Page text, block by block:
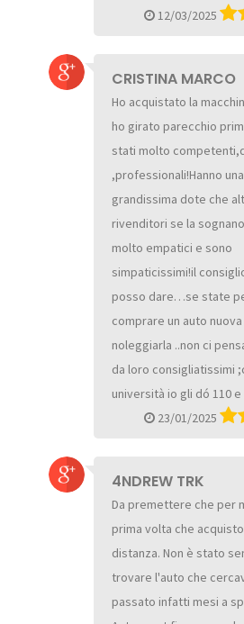
12/03/2025
CRISTINA MARCO
Ho acquistato la
ho girato parecchio
stati molto
,professionali!Hanno una
grandissima dote che
rivenditori se la
molto empatici e sono
simpaticissimi!il
posso dare…se state
comprare un auto
noleggiarla ..non ci
da loro consigliatissimi
università io gli dó 110
23/01/2025
4NDREW TRK
Da premettere che per
prima volta che
distanza. Non è stato
trovare l'auto che
passato infatti mesi a